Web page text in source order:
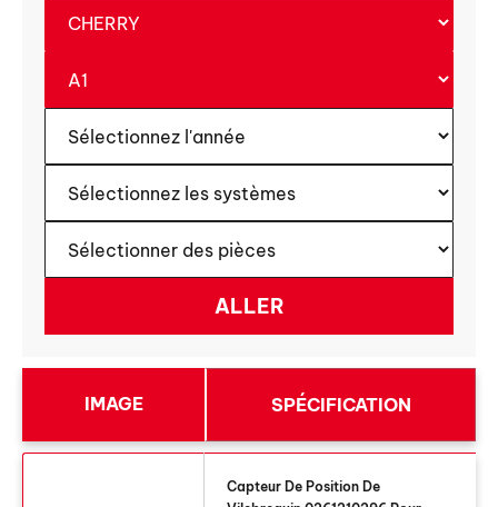
IMAGE SPÉCIFICATION
Capteur De Position De